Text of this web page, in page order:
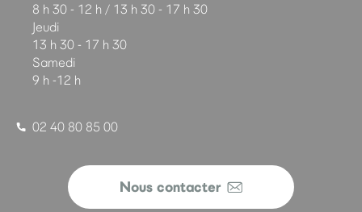
8 h 30 - 12 h / 13 h 30 - 17 h 30
Jeudi
13 h 30 - 17 h 30
Samedi
9 h -12 h
02 40 80 85 00
Nous contacter